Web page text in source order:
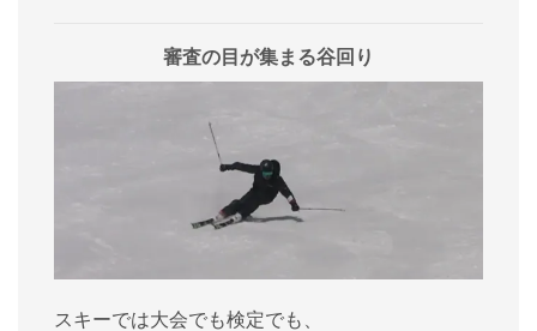
審査の目が集まる谷回り
スキーでは大会でも検定でも、